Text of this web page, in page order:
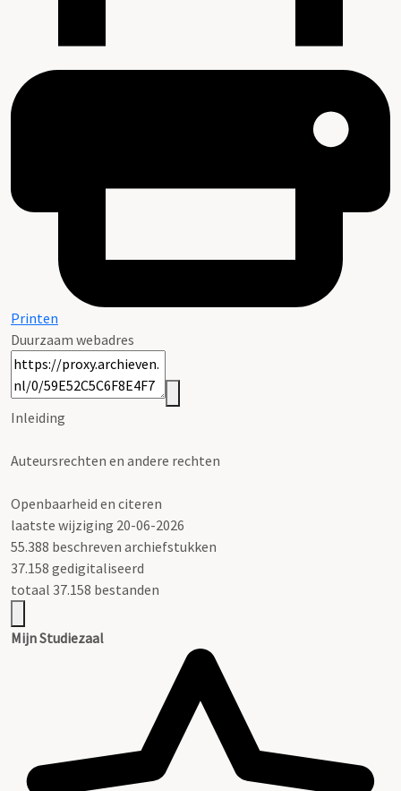
Printen
Duurzaam webadres
Inleiding
Auteursrechten en andere rechten
Openbaarheid en citeren
laatste wijziging 20-06-2026
55.388 beschreven archiefstukken
37.158 gedigitaliseerd
totaal 37.158 bestanden
Mijn Studiezaal